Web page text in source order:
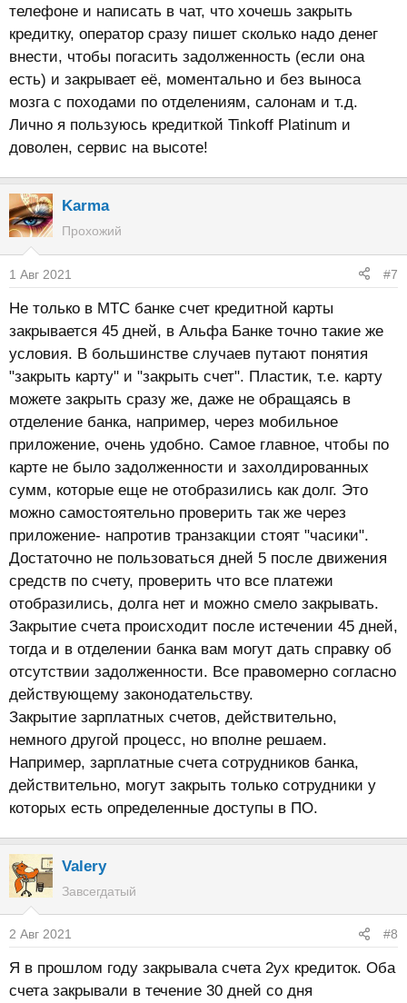
телефоне и написать в чат, что хочешь закрыть
кредитку, оператор сразу пишет сколько надо денег
внести, чтобы погасить задолженность (если она
есть) и закрывает её, моментально и без выноса
мозга с походами по отделениям, салонам и т.д.
Лично я пользуюсь кредиткой Tinkoff Platinum и
доволен, сервис на высоте!
Karma
Прохожий
1 Авг 2021 #7
Не только в МТС банке счет кредитной карты
закрывается 45 дней, в Альфа Банке точно такие же
условия. В большинстве случаев путают понятия
"закрыть карту" и "закрыть счет". Пластик, т.е. карту
можете закрыть сразу же, даже не обращаясь в
отделение банка, например, через мобильное
приложение, очень удобно. Самое главное, чтобы по
карте не было задолженности и захолдированных
сумм, которые еще не отобразились как долг. Это
можно самостоятельно проверить так же через
приложение- напротив транзакции стоят "часики".
Достаточно не пользоваться дней 5 после движения
средств по счету, проверить что все платежи
отобразились, долга нет и можно смело закрывать.
Закрытие счета происходит после истечении 45 дней,
тогда и в отделении банка вам могут дать справку об
отсутствии задолженности. Все правомерно согласно
действующему законодательству.
Закрытие зарплатных счетов, действительно,
немного другой процесс, но вполне решаем.
Например, зарплатные счета сотрудников банка,
действительно, могут закрыть только сотрудники у
которых есть определенные доступы в ПО.
Valery
Завсегдатый
2 Авг 2021 #8
Я в прошлом году закрывала счета 2ух кредиток. Оба
счета закрывали в течение 30 дней со дня